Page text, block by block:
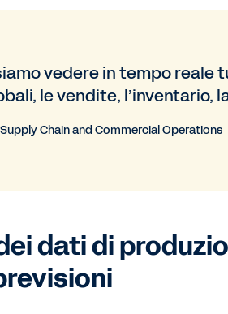
vedere in tempo reale
le vendite,
Chain and Commercial Operations
dati di